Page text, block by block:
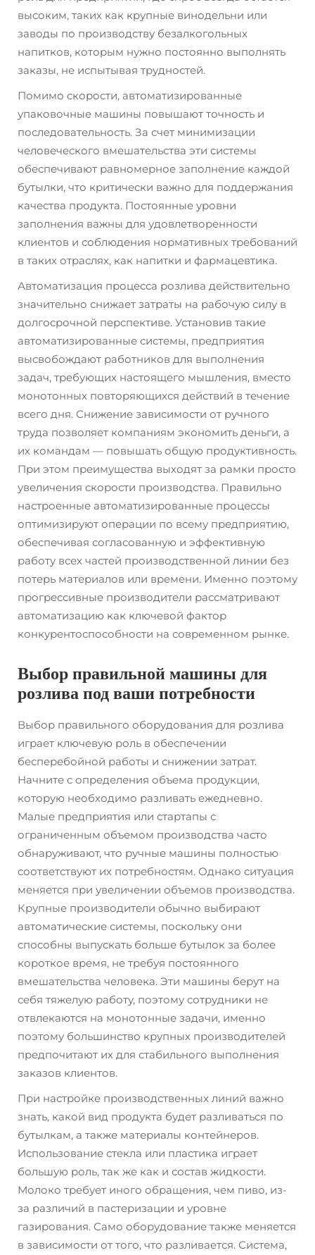
высоким, таких как крупные винодельни или
заводы по производству безалкогольных
напитков, которым нужно постоянно выполнять
заказы, не испытывая трудностей.
Помимо скорости, автоматизированные
упаковочные машины повышают точность и
последовательность. За счет минимизации
человеческого вмешательства эти системы
обеспечивают равномерное заполнение каждой
бутылки, что критически важно для поддержания
качества продукта. Постоянные уровни
заполнения важны для удовлетворенности
клиентов и соблюдения нормативных требований
в таких отраслях, как напитки и фармацевтика.
Автоматизация процесса розлива действительно
значительно снижает затраты на рабочую силу в
долгосрочной перспективе. Установив такие
автоматизированные системы, предприятия
высвобождают работников для выполнения
задач, требующих настоящего мышления, вместо
монотонных повторяющихся действий в течение
всего дня. Снижение зависимости от ручного
труда позволяет компаниям экономить деньги, а
их командам — повышать общую продуктивность.
При этом преимущества выходят за рамки просто
увеличения скорости производства. Правильно
настроенные автоматизированные процессы
оптимизируют операции по всему предприятию,
обеспечивая согласованную и эффективную
работу всех частей производственной линии без
потерь материалов или времени. Именно поэтому
прогрессивные производители рассматривают
автоматизацию как ключевой фактор
конкурентоспособности на современном рынке.
Выбор правильной машины для
розлива под ваши потребности
Выбор правильного оборудования для розлива
играет ключевую роль в обеспечении
бесперебойной работы и снижении затрат.
Начните с определения объема продукции,
которую необходимо разливать ежедневно.
Малые предприятия или стартапы с
ограниченным объемом производства часто
обнаруживают, что ручные машины полностью
соответствуют их потребностям. Однако ситуация
меняется при увеличении объемов производства.
Крупные производители обычно выбирают
автоматические системы, поскольку они
способны выпускать больше бутылок за более
короткое время, не требуя постоянного
вмешательства человека. Эти машины берут на
себя тяжелую работу, поэтому сотрудники не
отвлекаются на монотонные задачи, именно
поэтому большинство крупных производителей
предпочитают их для стабильного выполнения
заказов клиентов.
При настройке производственных линий важно
знать, какой вид продукта будет разливаться по
бутылкам, а также материалы контейнеров.
Использование стекла или пластика играет
большую роль, так же как и состав жидкости.
Молоко требует иного обращения, чем пиво, из-
за различий в пастеризации и уровне
газирования. Само оборудование также меняется
в зависимости от того, что разливается. Система,